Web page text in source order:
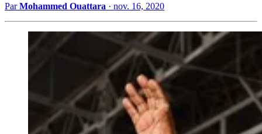
ParMohammed Ouattara · nov. 16, 2020